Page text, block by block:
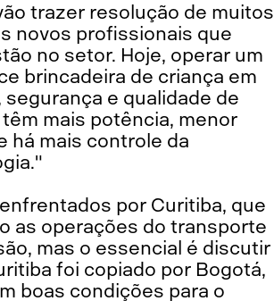
trazer resolução de muitos
novos profissionais que
no setor. Hoje, operar um
brincadeira de criança em
e qualidade de
mais potência, menor
há mais controle da
por Curitiba, que
as operações do transporte
mas o essencial é discutir
foi copiado por Bogotá,
boas condições para o